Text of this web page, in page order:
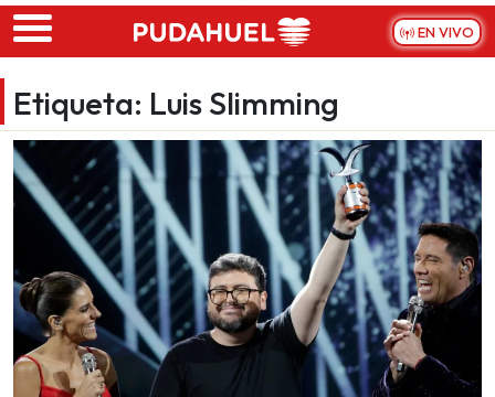
Skip to main content
EN VIVO
Etiqueta: Luis Slimming